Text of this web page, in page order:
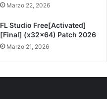
Marzo 22, 2026
FL Studio Free[Activated]
[Final] (x32x64) Patch 2026
Marzo 21, 2026